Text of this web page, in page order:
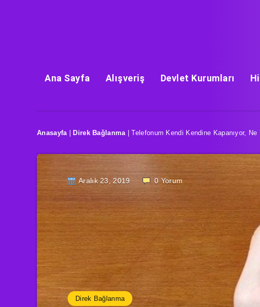
Ana Sayfa Alışveriş Devlet Kurumları
Anasayfa| Direk Bağlanma|Telefonum Kendi Kendine Kapanıyor, Ne
Aralık 23, 2019 0 Yorum
Direk Bağlanma